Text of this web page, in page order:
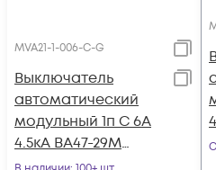
MVA21-1-006-C-G
Выключатель
автоматический
модульный 1п C 6А
4.5кА ВА47-29М
GENERICA MVA21-1-